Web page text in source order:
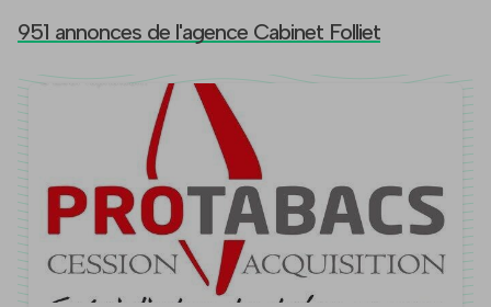
951 annonces de l'agence Cabinet Folliet